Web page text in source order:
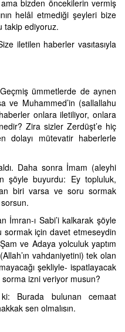
bizden öncekilerin vermiş
helâl etmediği şeyleri bize
takip ediyoruz.
iletilen haberler vasıtasıyla
ümmetlerde de aynen
ve Muhammed’in (sallallahu
onlara iletiliyor, onlara
Zira sizler Zerdüşt’e hiç
dolayı mütevatir haberlerle
Daha sonra İmam (aleyhi
şöyle buyurdu: Ey topluluk,
biri varsa ve soru sormak
İmran-ı Sabi’i kalkarak şöyle
sormak için davet etmeseydin
ve Adaya yolculuk yaptım
vahdaniyetini) tek olan
şekliyle- ispatlayacak
izni veriyor musun?
Burada bulunan cemaat
sen olmalısın.